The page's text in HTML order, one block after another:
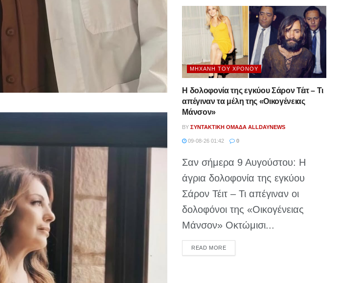
ΜΗΧΑΝΉ ΤΟΥ ΧΡΌΝΟΥ
Η δολοφονία της εγκύου Σάρον Τέιτ – Τι
απέγιναν τα μέλη της «Οικογένειας
Μάνσον»
BY ΣΥΝΤΑΚΤΙΚΉ ΟΜΆΔΑ ALLDAYNEWS
09-08-26 01:42 0
Σαν σήμερα 9 Αυγούστου: Η
άγρια δολοφονία της εγκύου
Σάρον Τέιτ – Τι απέγιναν οι
δολοφόνοι της «Οικογένειας
Μάνσον» Οκτώμισι...
READ MOREDETAILS